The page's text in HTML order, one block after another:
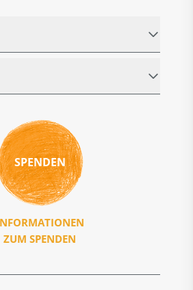
SPENDEN
ZUM SPENDEN